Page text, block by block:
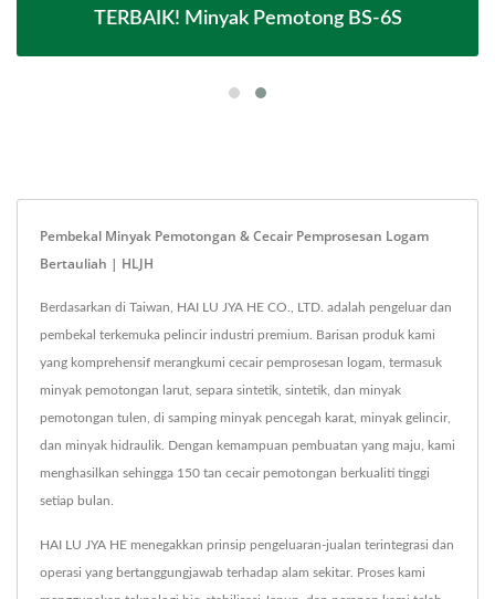
TERBAIK! Minyak Pemotong BS-6S
Pembekal Minyak Pemotongan & Cecair Pemprosesan Logam
Bertauliah | HLJH
Berdasarkan di Taiwan, HAI LU JYA HE CO., LTD. adalah pengeluar dan
pembekal terkemuka pelincir industri premium. Barisan produk kami
yang komprehensif merangkumi cecair pemprosesan logam, termasuk
minyak pemotongan larut, separa sintetik, sintetik, dan minyak
pemotongan tulen, di samping minyak pencegah karat, minyak gelincir,
dan minyak hidraulik. Dengan kemampuan pembuatan yang maju, kami
menghasilkan sehingga 150 tan cecair pemotongan berkualiti tinggi
setiap bulan.
HAI LU JYA HE menegakkan prinsip pengeluaran-jualan terintegrasi dan
operasi yang bertanggungjawab terhadap alam sekitar. Proses kami